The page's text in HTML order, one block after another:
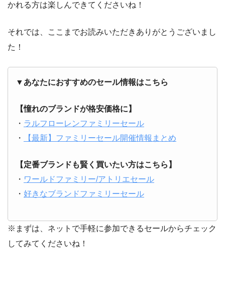
かれる方は楽しんできてくださいね！
それでは、ここまでお読みいただきありがとうございまし
た！
▼あなたにおすすめのセール情報はこちら
【憧れのブランドが格安価格に】
・ ラルフローレンファミリーセール
・
【最新】ファミリーセール開催情報まとめ
【定番ブランドも賢く買いたい方はこちら】
・ ワールドファミリー/アトリエセール
・ 好きなブランドファミリーセール
※まずは、ネットで手軽に参加できるセールからチェック
してみてくださいね！